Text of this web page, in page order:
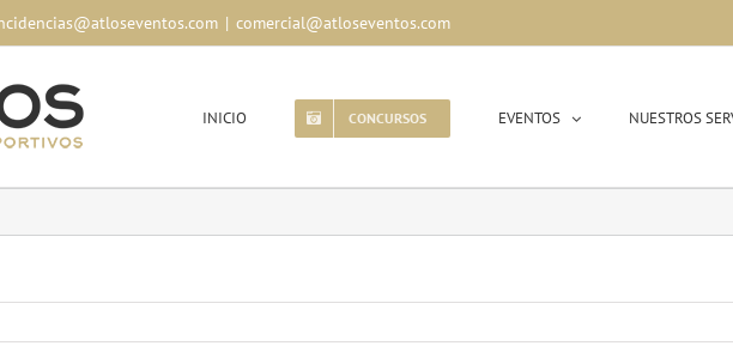
| comercial@atloseventos.com
INICIO CONCURSOS EVENTOS NUESTROS